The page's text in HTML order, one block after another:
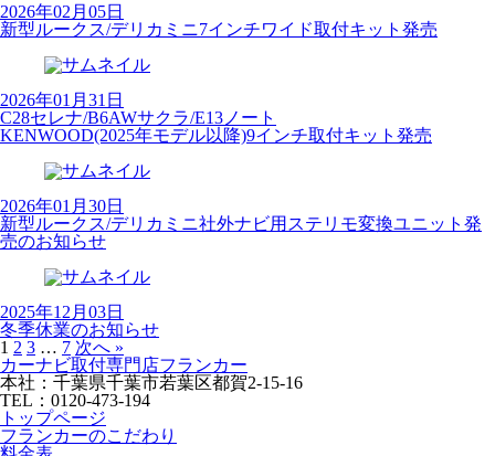
2026年02月05日
新型ルークス/デリカミニ7インチワイド取付キット発売
2026年01月31日
C28セレナ/B6AWサクラ/E13ノート
KENWOOD(2025年モデル以降)9インチ取付キット発売
2026年01月30日
新型ルークス/デリカミニ社外ナビ用ステリモ変換ユニット発
売のお知らせ
2025年12月03日
冬季休業のお知らせ
1 2 3 … 7 次へ »
カーナビ取付専⾨店フランカー
本社：千葉県千葉市若葉区都賀2-15-16
TEL：0120-473-194
トップページ
フランカーのこだわり